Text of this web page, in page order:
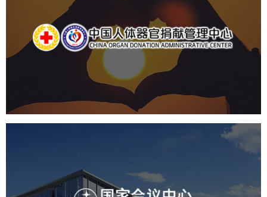
中国人体器官捐献管理中心
国企 品牌官网 网站建设
国家会议中心